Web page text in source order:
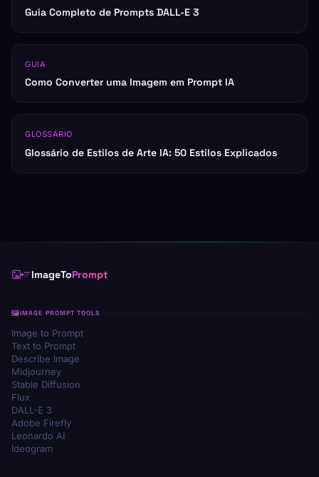
Guia Completo de Prompts DALL-E 3
GUIA
Como Converter uma Imagem em Prompt IA
GLOSSÁRIO
Glossário de Estilos de Arte IA: 50 Estilos Explicados
ImageToPrompt
IMAGE PROMPT TOOLS
Image to Prompt
Text to Prompt
Describe Image
Midjourney
Stable Diffusion
Flux
DALL-E 3
Adobe Firefly
Leonardo AI
Ideogram